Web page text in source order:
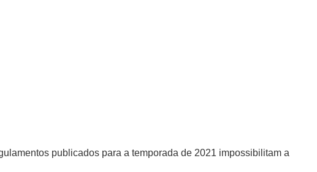
publicados para a temporada de 2021 impossibilitam a